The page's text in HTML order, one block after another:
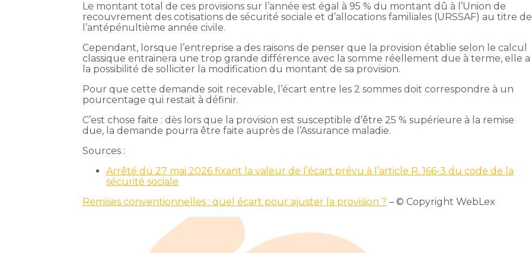
Le montant total de ces provisions sur l’année est égal à 95 % du montant dû à l’Union de
recouvrement des cotisations de sécurité sociale et d’allocations familiales (URSSAF) au titre de
l’antépénultième année civile.
Cependant, lorsque l’entreprise a des raisons de penser que la provision établie selon le calcul
classique entrainera une trop grande différence avec la somme réellement due à terme, elle a
la possibilité de solliciter la modification du montant de sa provision.
Pour que cette demande soit recevable, l’écart entre les 2 sommes doit correspondre à un
pourcentage qui restait à définir.
C’est chose faite : dès lors que la provision est susceptible d’être 25 % supérieure à la remise
due, la demande pourra être faite auprès de l’Assurance maladie.
Sources :
Arrêté du 27 mai 2026 fixant la valeur de l’écart prévu à l’article R. 166-3 du code de la
sécurité sociale
Remises conventionnelles : quel écart pour ajuster la provision ? – © Copyright WebLex